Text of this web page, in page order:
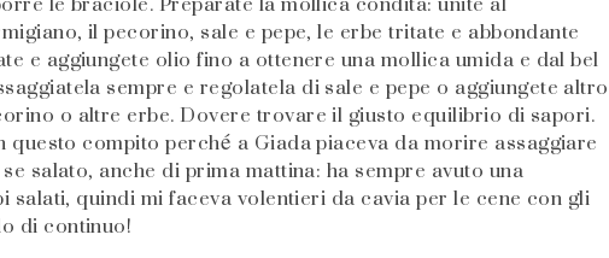
il pecorino, sale e pepe, le erbe tritate e abbondante
e aggiungete olio fino a ottenere una mollica umida e dal bel
sempre e regolatela di sale e pepe o aggiungete altro
o altre erbe. Dovere trovare il giusto equilibrio di sapori.
compito perché a Giada piaceva da morire assaggiare
salato, anche di prima mattina: ha sempre avuto una
salati, quindi mi faceva volentieri da cavia per le cene con gli
di continuo!